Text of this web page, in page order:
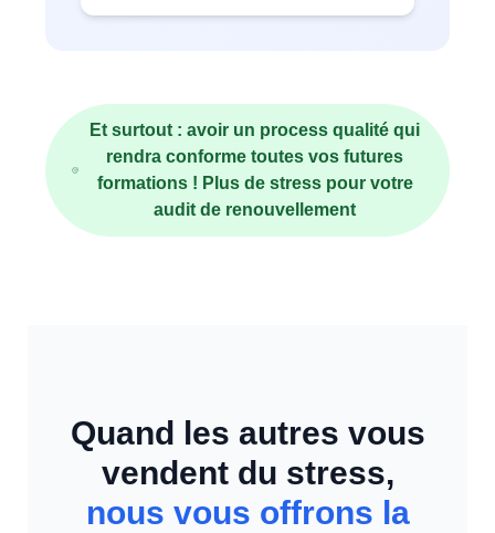
Et surtout : avoir un process qualité qui
rendra conforme toutes vos futures
formations ! Plus de stress pour votre
audit de renouvellement
Quand les autres vous
vendent du stress,
nous vous offrons la